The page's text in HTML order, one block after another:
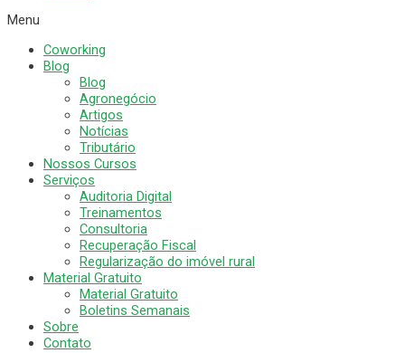
Menu
Coworking
Blog
Blog
Agronegócio
Artigos
Notícias
Tributário
Nossos Cursos
Serviços
Auditoria Digital
Treinamentos
Consultoria
Recuperação Fiscal
Regularização do imóvel rural
Material Gratuito
Material Gratuito
Boletins Semanais
Sobre
Contato